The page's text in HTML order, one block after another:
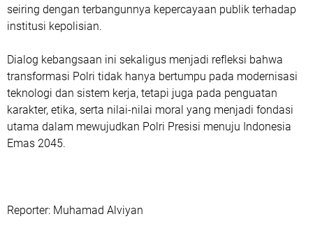
seiring dengan terbangunnya kepercayaan publik terhadap
institusi kepolisian.
Dialog kebangsaan ini sekaligus menjadi refleksi bahwa
transformasi Polri tidak hanya bertumpu pada modernisasi
teknologi dan sistem kerja, tetapi juga pada penguatan
karakter, etika, serta nilai-nilai moral yang menjadi fondasi
utama dalam mewujudkan Polri Presisi menuju Indonesia
Emas 2045.
‎Reporter: Muhamad Alviyan